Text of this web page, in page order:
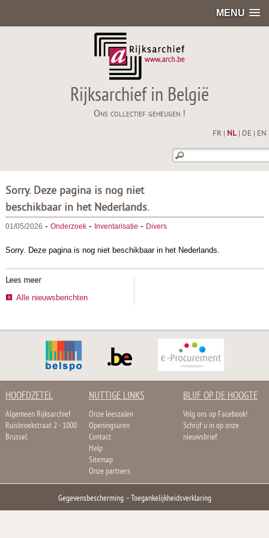
MENU
Rijksarchief in België
Ons collectief geheugen !
FR NL| DE EN
Sorry. Deze pagina is nog niet
beschikbaar in het Nederlands.
01/05/2026 - Onderzoek- Inventarisatie - Divers
Sorry. Deze pagina is nog niet beschikbaar in het Nederlands.
Lees meer
Alle nieuwsberichten
HOOFDZETEL
Algemeen Rijksarchief
Ruisbroekstraat 2 - 1000
Brussel
NUTTIGE LINKS
Onze leeszalen
Openingsuren
Contact
Help
Sitemap
Onze partners
BLIJF OP DE HOOGTE
Volg ons op Facebook!
Schrijf u in op onze
nieuwsbrief
Gegevensbescherming–Toegankelijkheidsverklaring